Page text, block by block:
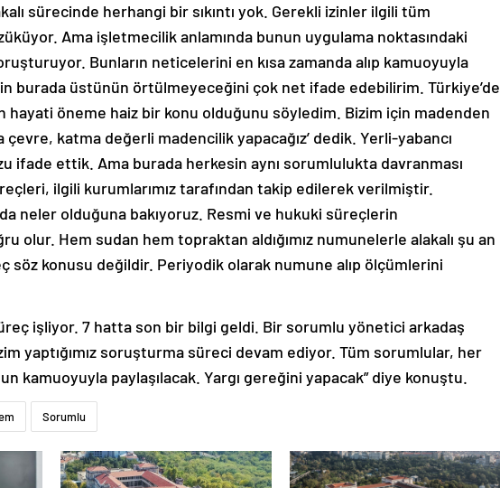
sürecinde herhangi bir sıkıntı yok. Gerekli izinler ilgili tüm
Ama işletmecilik anlamında bunun uygulama noktasındaki
Bunların neticelerini en kısa zamanda alıp kamuoyuyla
burada üstünün örtülmeyeceğini çok net ifade edebilirim. Türkiye’de
hayati öneme haiz bir konu olduğunu söyledim. Bizim için madenden
çevre, katma değerli madencilik yapacağız’ dedik. Yerli-yabancı
ifade ettik. Ama burada herkesin aynı sorumlulukta davranması
ilgili kurumlarımız tarafından takip edilerek verilmiştir.
neler olduğuna bakıyoruz. Resmi ve hukuki süreçlerin
olur. Hem sudan hem topraktan aldığımız numunelerle alakalı şu an
söz konusu değildir. Periyodik olarak numune alıp ölçümlerini
işliyor. 7 hatta son bir bilgi geldi. Bir sorumlu yönetici arkadaş
yaptığımız soruşturma süreci devam ediyor. Tüm sorumlular, her
kamuoyuyla paylaşılacak. Yargı gereğini yapacak” diye konuştu.
Sorumlu